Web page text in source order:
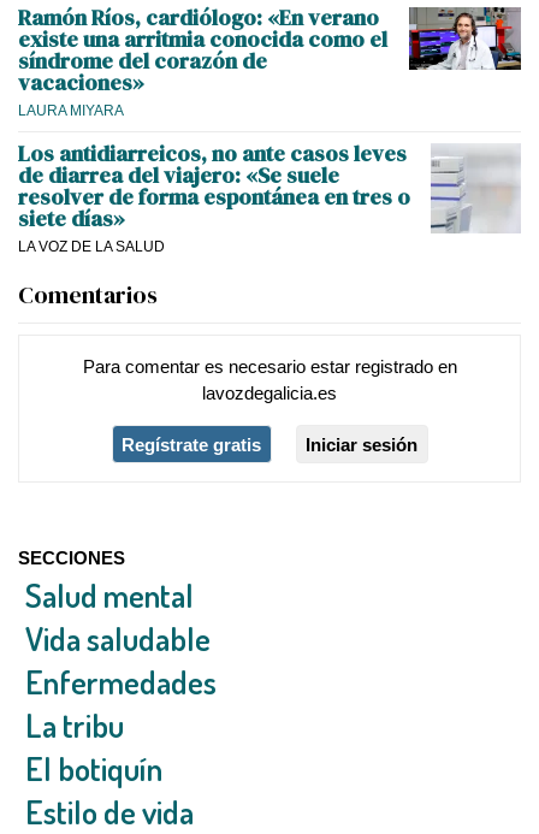
Ramón Ríos, cardiólogo: «En verano
existe una arritmia conocida como el
síndrome del corazón de
vacaciones»
LAURA MIYARA
Los antidiarreicos, no ante casos leves
de diarrea del viajero: «Se suele
resolver de forma espontánea en tres o
siete días»
LA VOZ DE LA SALUD
Comentarios
Para comentar es necesario estar registradoen
lavozdegalicia.es
Regístrate gratis Iniciar sesión
SECCIONES
Salud mental
Vida saludable
Enfermedades
La tribu
El botiquín
Estilo de vida